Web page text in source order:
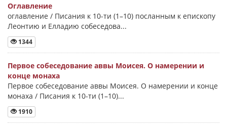
Оглавление
оглавление / Писания к 10-ти (1–10) посланным к епископу
Леонтию и Елладию собеседова...
1344
Первое собеседование аввы Моисея. О намерении и
конце монаха
Первое собеседование аввы Моисея. О намерении и конце
монаха / Писания к 10-ти (1–10)...
1910